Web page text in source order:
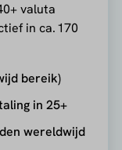
valuta
in ca. 170
bereik)
in 25+
wereldwijd